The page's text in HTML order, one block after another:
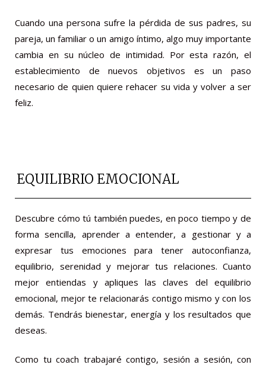
Cuando una persona sufre la pérdida de sus padres, su
pareja, un familiar o un amigo íntimo, algo muy importante
cambia en su núcleo de intimidad. Por esta razón, el
establecimiento de nuevos objetivos es un paso
necesario de quien quiere rehacer su vida y volver a ser
feliz.
EQUILIBRIO EMOCIONAL
Descubre cómo tú también puedes, en poco tiempo y de
forma sencilla, aprender a entender, a gestionar y a
expresar tus emociones para tener autoconfianza,
equilibrio, serenidad y mejorar tus relaciones. Cuanto
mejor entiendas y apliques las claves del equilibrio
emocional, mejor te relacionarás contigo mismo y con los
demás. Tendrás bienestar, energía y los resultados que
deseas.
Como tu coach trabajaré contigo, sesión a sesión, con